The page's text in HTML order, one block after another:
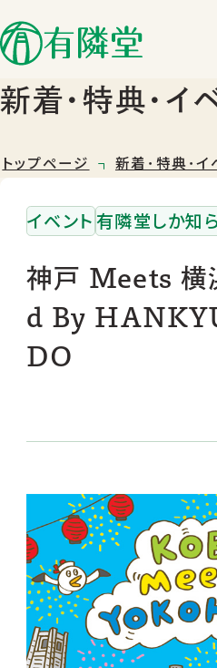
店舗一覧
店舗のご案内
新着･特典･イ
トップページ 新着･特典･イ
イベント 有隣堂しか知
神戸 Meets 横
d By
DO